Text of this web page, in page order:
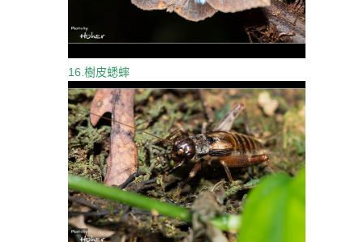
16.樹皮蟋蟀